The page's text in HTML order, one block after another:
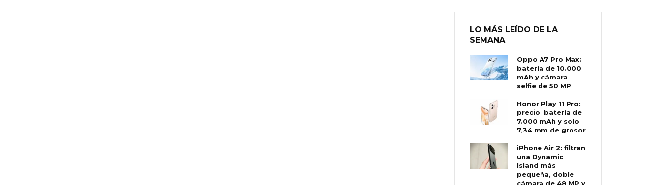
LO MÁS LEÍDO DE LA
SEMANA
Oppo A7 Pro Max:
batería de 10.000
mAh y cámara
selfie de 50 MP
Honor Play 11 Pro:
precio, batería de
7.000 mAh y solo
7,34 mm de grosor
iPhone Air 2: filtran
una Dynamic
Island más
pequeña, doble
cámara de 48 MP y